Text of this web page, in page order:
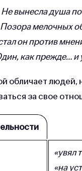
Не вынесла душа
Позора мелочных
он против
как прежде… и
обличает людей,
за свое
«увял
«на